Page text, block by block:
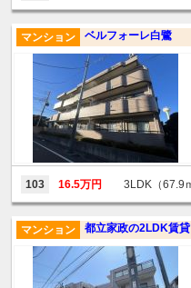
ベルフォーレ白鷺
マンション
103 16.5万円 3LDK（67.9
都立家政の2LDK賃
マンション